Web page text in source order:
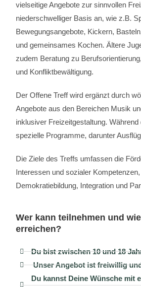
vielseitige Angebote zur sinnvollen
niederschwelliger Basis an, wie z.B.
Bewegungsangebote, Kickern,
und gemeinsames Kochen. Ältere
zudem Beratung zu
und Konfliktbewältigung.
Der Offene Treff wird ergänzt durch
Angebote aus den Bereichen Musik
inklusiver Freizeitgestaltung. Während
spezielle Programme, darunter
Die Ziele des Treffs umfassen die
Interessen und sozialer
Demokratiebildung, Integration und
Wer kann teilnehmen und
erreichen?
Du bist zwischen 10 und 18
Unser Angebot ist freiwillig
Du kannst Deine Wünsche mit